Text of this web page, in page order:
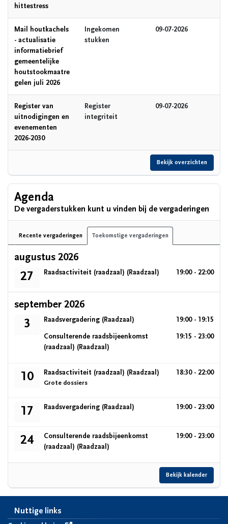
hittestress
Mail houtkachels
- actualisatie
informatiebrief
gemeentelijke
houtstookmaatre
gelen juli 2026
Ingekomen
stukken
09-07-2026
Register van
uitnodigingen en
evenementen
2026-2030
Register
integriteit
09-07-2026
Bekijk overzichten
Agenda
De vergaderstukken kunt u vinden bij de vergaderingen
Recente vergaderingen Toekomstige vergaderingen
augustus 2026
27 Raadsactiviteit (raadzaal) (Raadzaal)
donderdag 27 augustus 2026 19:00 - 22:00
september 2026
3 Raadsvergadering (Raadzaal)
donderdag 3 september 2026 19:00 - 19:15
Consulterende raadsbijeenkomst
(raadzaal) (Raadzaal)
donderdag 3 september 2026 19:15 - 23:00
10 Raadsactiviteit (raadzaal) (Raadzaal)
Grote dossiers
donderdag 10 september 2026 18:30 - 22:00
17 Raadsvergadering (Raadzaal)
donderdag 17 september 2026 19:00 - 23:00
24
Consulterende raadsbijeenkomst
(raadzaal) (Raadzaal)
donderdag 24 september 2026 19:00 - 23:00
Bekijk kalender
Nuttige links